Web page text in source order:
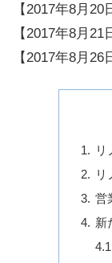
【2017年8月
【2017年8月
【2017年8月
リ
リ
営
新